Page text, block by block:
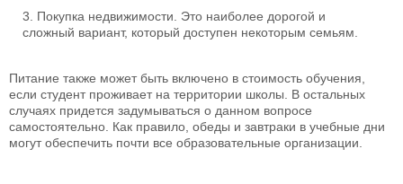
Покупка недвижимости. Это наиболее дорогой и
сложный вариант, который доступен некоторым семьям.
Питание также может быть включено в стоимость обучения,
если студент проживает на территории школы. В остальных
случаях придется задумываться о данном вопросе
самостоятельно. Как правило, обеды и завтраки в учебные дни
могут обеспечить почти все образовательные организации.